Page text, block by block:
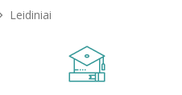
Leidiniai